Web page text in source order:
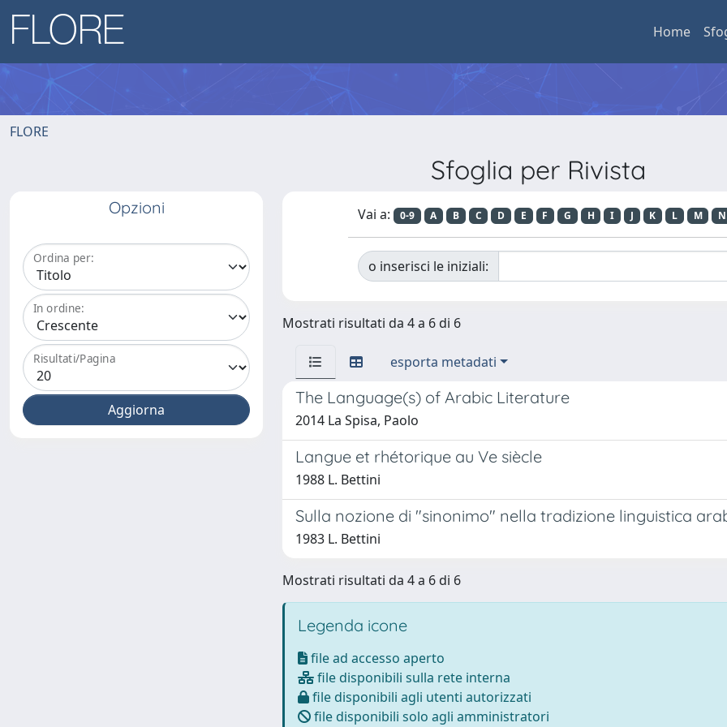
Home
FLORE
Sfoglia per Rivista
Opzioni
Ordina per:
In ordine:
Risultati/Pagina
Vai a: 0-9 A B C D E F G H I J K L M N
o inserisci le iniziali:
Mostrati risultati da 4 a 6 di 6
esporta metadati
The Language(s) of Arabic Literature
2014 La Spisa, Paolo
Langue et rhétorique au Ve siècle
1988 L. Bettini
Sulla nozione di "sinonimo" nella tradizione linguistica
1983 L. Bettini
Mostrati risultati da 4 a 6 di 6
Legenda icone
file ad accesso aperto
file disponibili sulla rete interna
file disponibili agli utenti autorizzati
file disponibili solo agli amministratori